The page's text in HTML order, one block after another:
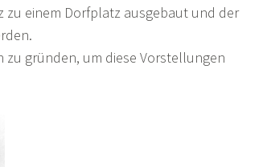
einem Dorfplatz ausgebaut und der
gründen, um diese Vorstellungen